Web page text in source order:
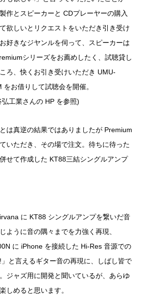
作とスピーカーと CDプレーヤーの購入
欲しいとリクエストをいただき引き受け
好きなジヤンルを伺って、スピーカーは
シリーズをお薦めしたく、試聴貸し
ろ、快くお引き受けいただき UMU-
お借りして試聴会を開催。
工業さんの HP を参照)
は真逆の結果ではありましたが Premium
いただき、その場で注文。待ちに待った
せて作成した KT88三結シングルアンプ
に KT88 シングルアンプを繋いだ音
ように音の隅々までを力強く再現、
に iPhone を接続した Hi-Res 音源での
と言えるギター音の再現に、しばし皆で
ジャズ用に開発と聞いているが、あらゆ
しめると思います。